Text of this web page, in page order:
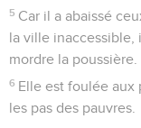
5 Car il a abaissé
la ville inaccessible,
mordre la poussière.
6 Elle est foulée aux
les pas des pauvres.